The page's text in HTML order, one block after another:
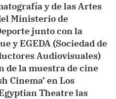
y de las Artes
Ministerio de
junto con la
y EGEDA (Sociedad de
Audiovisuales)
de la muestra de cine
Cinema’ en Los
Theatre las